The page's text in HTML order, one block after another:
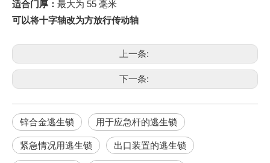
适合门厚： 最大为 55 毫米
可以将十字轴改为方放行传动轴
上一条:
下一条:
锌合金逃生锁 用于应急杆的逃生锁
紧急情况用逃生锁 出口装置的逃生锁